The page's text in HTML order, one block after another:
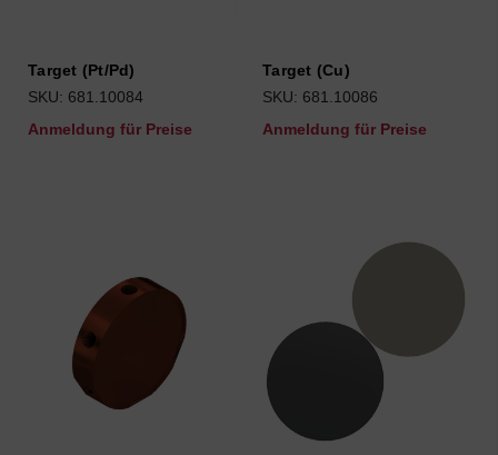
Target (Pt/Pd)
SKU: 681.10084
Anmeldung für Preise
Target (Cu)
SKU: 681.10086
Anmeldung für Preise